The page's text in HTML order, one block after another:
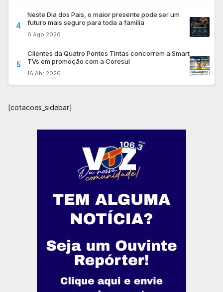
4
Neste Dia dos Pais, o maior presente pode ser um
futuro mais seguro para toda a família
6 Ago 2026
5
Clientes da Quatro Pontes Tintas concorrem a Smart
TVs em promoção com a Coresul
16 Abr 2026
[cotacoes_sidebar]